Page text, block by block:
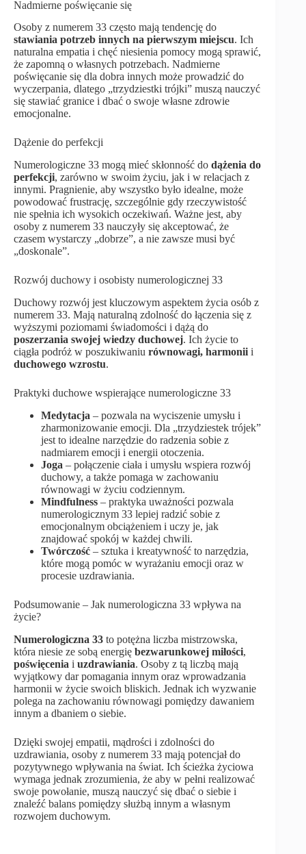
Nadmierne poświęcanie się
Osoby z numerem 33 często mają tendencję do
stawiania potrzeb innych na pierwszym miejscu. Ich
naturalna empatia i chęć niesienia pomocy mogą sprawić,
że zapomną o własnych potrzebach. Nadmierne
poświęcanie się dla dobra innych może prowadzić do
wyczerpania, dlatego „trzydziestki trójki” muszą nauczyć
się stawiać granice i dbać o swoje własne zdrowie
emocjonalne.
Dążenie do perfekcji
Numerologiczne 33 mogą mieć skłonność do dążenia do
perfekcji, zarówno w swoim życiu, jak i w relacjach z
innymi. Pragnienie, aby wszystko było idealne, może
powodować frustrację, szczególnie gdy rzeczywistość
nie spełnia ich wysokich oczekiwań. Ważne jest, aby
osoby z numerem 33 nauczyły się akceptować, że
czasem wystarczy „dobrze”, a nie zawsze musi być
„doskonale”.
Rozwój duchowy i osobisty numerologicznej 33
Duchowy rozwój jest kluczowym aspektem życia osób z
numerem 33. Mają naturalną zdolność do łączenia się z
wyższymi poziomami świadomości i dążą do
poszerzania swojej wiedzy duchowej. Ich życie to
ciągła podróż w poszukiwaniu równowagi, harmonii i
duchowego wzrostu.
Praktyki duchowe wspierające numerologiczne 33
Medytacja – pozwala na wyciszenie umysłu i
zharmonizowanie emocji. Dla „trzydziestek trójek”
jest to idealne narzędzie do radzenia sobie z
nadmiarem emocji i energii otoczenia.
Joga – połączenie ciała i umysłu wspiera rozwój
duchowy, a także pomaga w zachowaniu
równowagi w życiu codziennym.
Mindfulness – praktyka uważności pozwala
numerologicznym 33 lepiej radzić sobie z
emocjonalnym obciążeniem i uczy je, jak
znajdować spokój w każdej chwili.
Twórczość – sztuka i kreatywność to narzędzia,
które mogą pomóc w wyrażaniu emocji oraz w
procesie uzdrawiania.
Podsumowanie – Jak numerologiczna 33 wpływa na
życie?
Numerologiczna 33 to potężna liczba mistrzowska,
która niesie ze sobą energię bezwarunkowej miłości,
poświęcenia i uzdrawiania. Osoby z tą liczbą mają
wyjątkowy dar pomagania innym oraz wprowadzania
harmonii w życie swoich bliskich. Jednak ich wyzwanie
polega na zachowaniu równowagi pomiędzy dawaniem
innym a dbaniem o siebie.
Dzięki swojej empatii, mądrości i zdolności do
uzdrawiania, osoby z numerem 33 mają potencjał do
pozytywnego wpływania na świat. Ich ścieżka życiowa
wymaga jednak zrozumienia, że aby w pełni realizować
swoje powołanie, muszą nauczyć się dbać o siebie i
znaleźć balans pomiędzy służbą innym a własnym
rozwojem duchowym.